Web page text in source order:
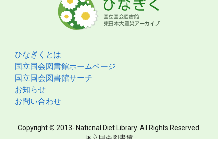
ひなぎくとは
国立国会図書館ホームページ
国立国会図書館サーチ
お知らせ
お問い合わせ
Copyright © 2013- National Diet Library. All Rights Reserved.